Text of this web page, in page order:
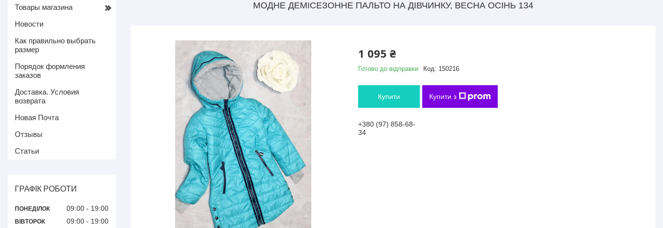
МОДНЕ ДЕМІСЕЗОННЕ ПАЛЬТО НА ДІВЧИНКУ, ВЕСНА ОСІНЬ 134
1 095 ₴
Готово до відправки Код: 150216
Купити Купити з
+380 (97) 858-68-
34
Товары магазина
Новости
Как правильно выбрать
размер
Порядок формления
заказов
Доставка. Условия
возврата
Новая Почта
Отзывы
Статьи
ГРАФІК РОБОТИ
ПОНЕДІЛОК 09:00 19:00
ВІВТОРОК 09:00 19:00